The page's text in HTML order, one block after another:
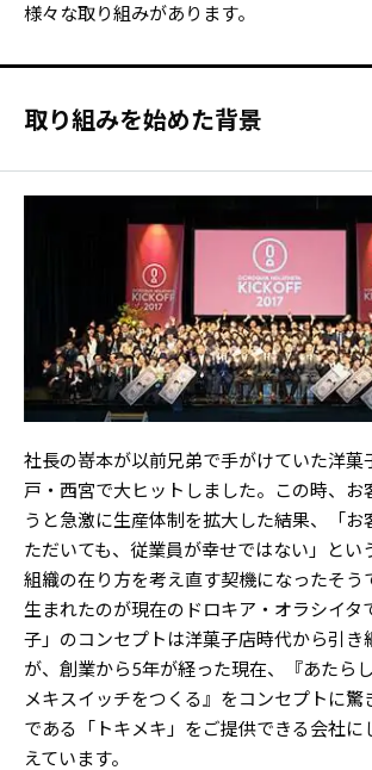
様々な取り組みがあります。
取り組みを始めた背景
社長の嵜本が以前兄弟で手がけていた洋菓
戸・西宮で大ヒットしました。この時、お
うと急激に生産体制を拡大した結果、「お
ただいても、従業員が幸せではない」とい
組織の在り方を考え直す契機になったそう
生まれたのが現在のドロキア・オラシイタ
子」のコンセプトは洋菓子店時代から引き
が、創業から5年が経った現在、『あたら
メキスイッチをつくる』をコンセプトに驚
である「トキメキ」をご提供できる会社に
えています。